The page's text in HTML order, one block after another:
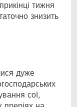
тижня
знизить
дуже
сої,